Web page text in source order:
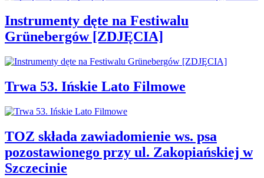
Instrumenty dęte na Festiwalu
Grünebergów [ZDJĘCIA]
Trwa 53. Ińskie Lato Filmowe
TOZ składa zawiadomienie ws. psa
pozostawionego przy ul. Zakopiańskiej w
Szczecinie